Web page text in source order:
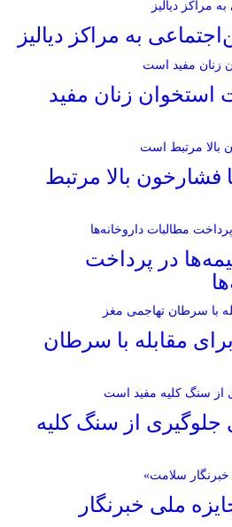
استخوان زنان مفید
بالا مرتبط
در پرداخت
مقابله با سرطان
جلوگیری از سنگ کلیه
ملی خبرنگار